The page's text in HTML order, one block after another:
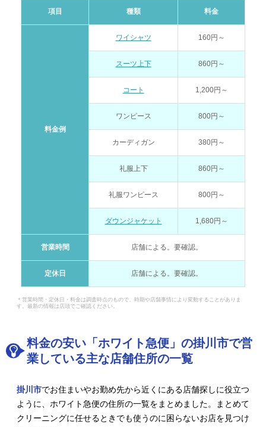
項目 種類 料金
料金例
ワイシャツ 160円～
スーツ上下 860円～
コート 1,200円～
ワンピース 800円～
カーディガン 380円～
礼服上下 860円～
礼服ワンピース 800円～
ダウンジャケット 1,680円～
営業時間 店舗による。要確認。
定休日 店舗による。要確認。
＊営業時間・定休日・料金は調査時点のもので、時期や店舗事情により変動することがありま
す。最新の情報は店頭でご確認ください。
料金の安い「ホワイト急便」の掛川市で営
業している主な店舗住所の一覧
掛川市でお住まいやお勤め先から近くにある店舗探しに役立つ
ように、ホワイト急便の住所の一覧をまとめました。まとめて
クリーニングに任せるときでも使うのに困らないお店を見つけ